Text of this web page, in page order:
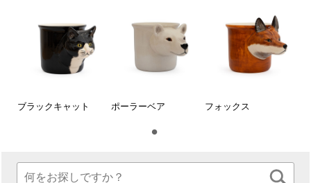
ブラックキャット ポーラーベア フォックス